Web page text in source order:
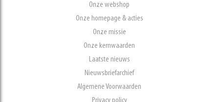
Onze webshop
Onze homepage & acties
Onze missie
Onze kernwaarden
Laatste nieuws
Nieuwsbriefarchief
Algemene Voorwaarden